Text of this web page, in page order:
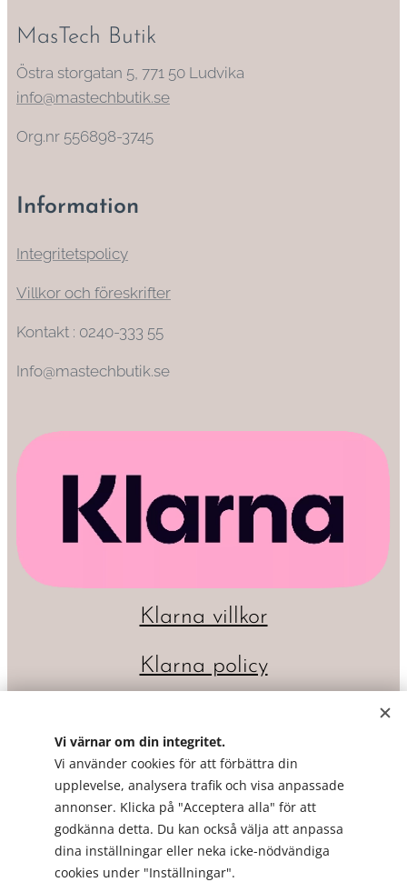
MasTech Butik
Östra storgatan 5, 771 50 Ludvika
info@mastechbutik.se
Org.nr 556898-3745
Information
Integritetspolicy
Villkor och föreskrifter
Kontakt : 0240-333 55
Info@mastechbutik.se
Klarna villkor
Klarna policy
Vi värnar om din integritet.
Vi använder cookies för att förbättra din
upplevelse, analysera trafik och visa anpassade
annonser. Klicka på "Acceptera alla" för att
godkänna detta. Du kan också välja att anpassa
dina inställningar eller neka icke-nödvändiga
cookies under "Inställningar".